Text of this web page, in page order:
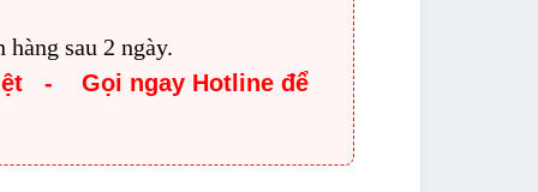
hàng sau 2 ngày.
- Gọi ngay Hotline để